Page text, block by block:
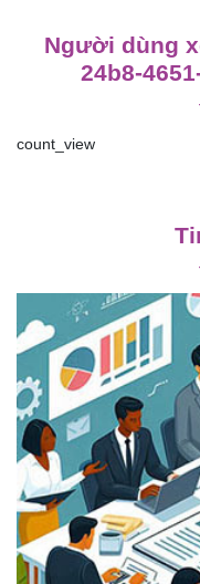
Người dùng
24b8-
count_view
viết